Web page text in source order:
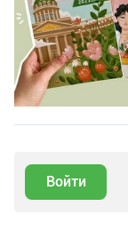
Войти